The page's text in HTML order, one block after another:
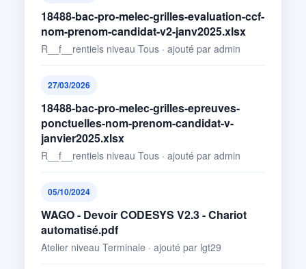
18488-bac-pro-melec-grilles-evaluation-ccf-
nom-prenom-candidat-v2-janv2025.xlsx
R__f__rentiels niveau Tous · ajouté par admin
27/03/2026
18488-bac-pro-melec-grilles-epreuves-
ponctuelles-nom-prenom-candidat-v-
janvier2025.xlsx
R__f__rentiels niveau Tous · ajouté par admin
05/10/2024
WAGO - Devoir CODESYS V2.3 - Chariot
automatisé.pdf
Atelier niveau Terminale · ajouté par lgt29